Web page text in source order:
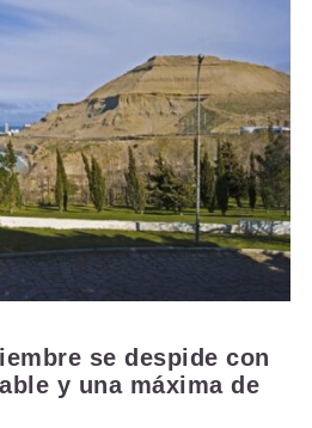
se despide con
y una máxima de